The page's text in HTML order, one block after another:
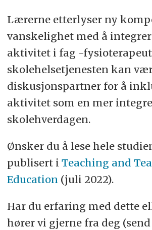
Lærerne etterlyser ny
vanskelighet med å
aktivitet i fag -
skolehelsetjenesten kan
diskusjonspartner for å
aktivitet som en mer
skolehverdagen.
Ønsker du å lese hele
publisert i Teaching and
Education (juli 2022).
Har du erfaring med dette
hører vi gjerne fra deg